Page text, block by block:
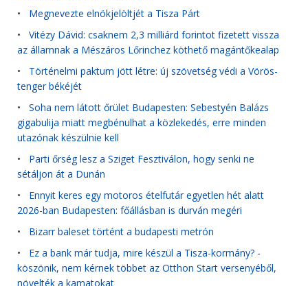
• Megnevezte elnökjelöltjét a Tisza Párt
• Vitézy Dávid: csaknem 2,3 milliárd forintot fizetett vissza
az államnak a Mészáros Lőrinchez köthető magántőkealap
• Történelmi paktum jött létre: új szövetség védi a Vörös-
tenger békéjét
• Soha nem látott őrület Budapesten: Sebestyén Balázs
gigabulija miatt megbénulhat a közlekedés, erre minden
utazónak készülnie kell
• Parti őrség lesz a Sziget Fesztiválon, hogy senki ne
sétáljon át a Dunán
• Ennyit keres egy motoros ételfutár egyetlen hét alatt
2026-ban Budapesten: főállásban is durván megéri
• Bizarr baleset történt a budapesti metrón
• Ez a bank már tudja, mire készül a Tisza-kormány? -
köszönik, nem kérnek többet az Otthon Start versenyéből,
növelték a kamatokat